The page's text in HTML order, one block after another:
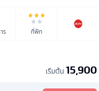
ร ที่พัก
เริ่มต้น 15,900